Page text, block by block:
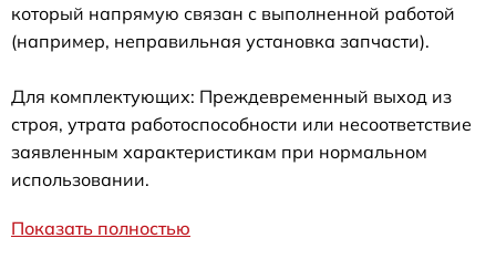
который напрямую связан с выполненной работой
(например, неправильная установка запчасти).
Для комплектующих: Преждевременный выход из
строя, утрата работоспособности или несоответствие
заявленным характеристикам при нормальном
использовании.
Показать полностью